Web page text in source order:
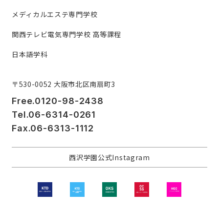
メディカルエステ専門学校
関西テレビ電気専門学校 高等課程
日本語学科
〒530-0052 大阪市北区南扇町3
Free.0120-98-2438
Tel.06-6314-0261
Fax.06-6313-1112
西沢学園公式Instagram